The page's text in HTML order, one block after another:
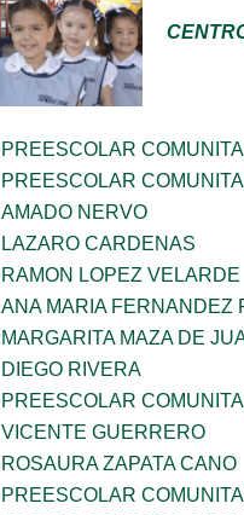
PREESCOLAR
PREESCOLAR
AMADO NERVO
LAZARO CARDENAS
RAMON LOPEZ VELARDE
ANA MARIA FERNANDEZ
MARGARITA MAZA DE
DIEGO RIVERA
PREESCOLAR
VICENTE GUERRERO
ROSAURA ZAPATA CANO
PREESCOLAR